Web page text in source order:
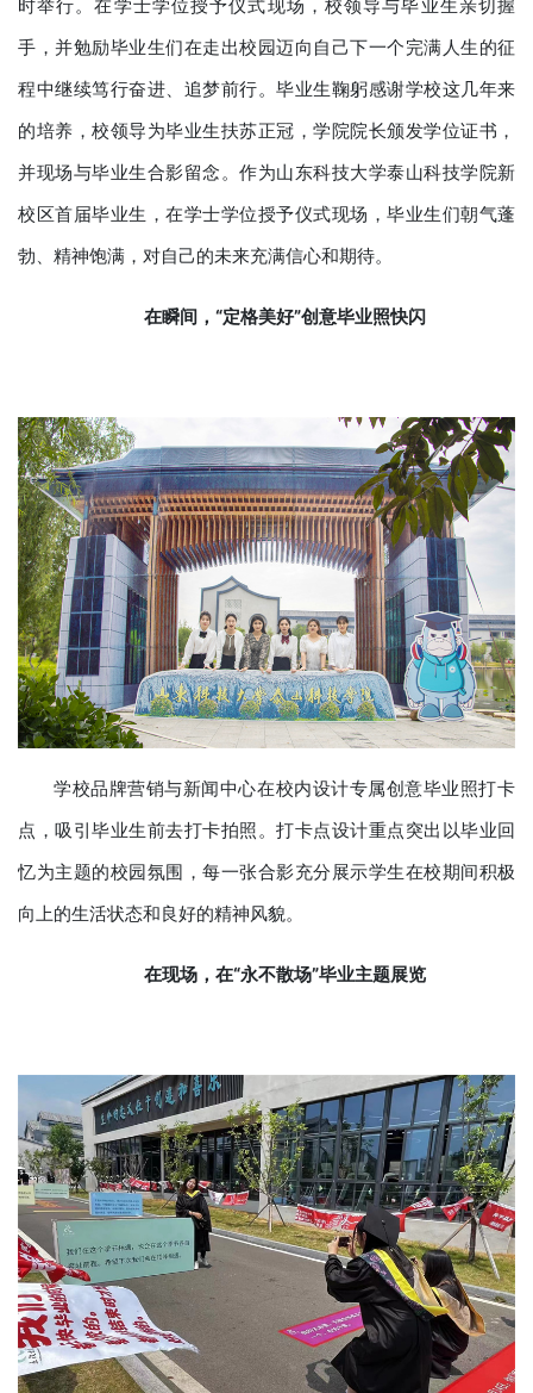
时举行。在学士学位授予仪式现场，校领导与毕业生亲切握
手，并勉励毕业生们在走出校园迈向自己下一个完满人生的征
程中继续笃行奋进、追梦前行。毕业生鞠躬感谢学校这几年来
的培养，校领导为毕业生扶苏正冠，学院院长颁发学位证书，
并现场与毕业生合影留念。作为山东科技大学泰山科技学院新
校区首届毕业生，在学士学位授予仪式现场，毕业生们朝气蓬
勃、精神饱满，对自己的未来充满信心和期待。
在瞬间， “定格美好”创意毕业照快闪
学校品牌营销与新闻中心在校内设计专属创意毕业照打卡
点，吸引毕业生前去打卡拍照。打卡点设计重点突出以毕业回
忆为主题的校园氛围，每一张合影充分展示学生在校期间积极
向上的生活状态和良好的精神风貌。
在现场， 在“永不散场”毕业主题展览